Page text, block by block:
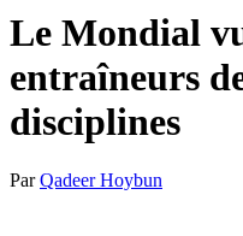
Le Mondial
entraîneurs
disciplines
ParQadeer Hoybun